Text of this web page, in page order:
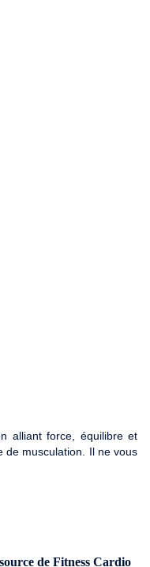
alliant force, équilibre et
de Fitness Cardio